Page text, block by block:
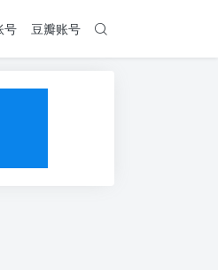
号 豆瓣账号